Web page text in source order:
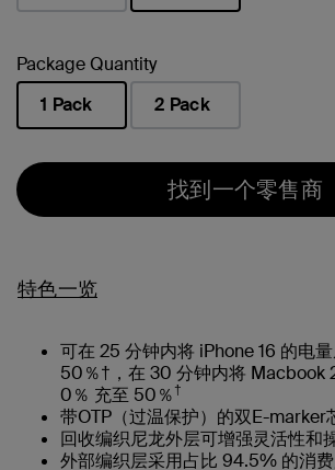
Package Quantity
1 Pack
2 Pack
找到一个零售商
特色一览
可在 25 分钟内将 iPhone 16 的电
50％†，在 30 分钟内将 Macbook
0％ 充至 50％†
带OTP（过温保护）的双E-marker
回收编织尼龙外层可增强灵活性和
外部编织层采用占比 94.5% 的消